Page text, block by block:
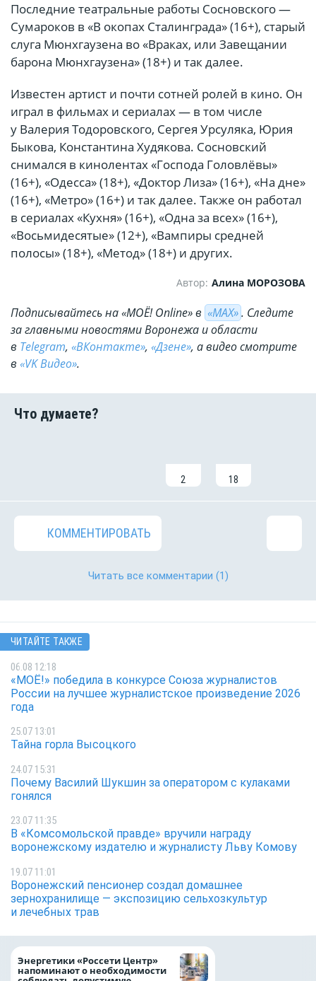
Последние театральные работы Сосновского —
Сумароков в «В окопах Сталинграда» (16+), старый
слуга Мюнхгаузена во «Враках, или Завещании
барона Мюнхгаузена» (18+) и так далее.
Известен артист и почти сотней ролей в кино. Он
играл в фильмах и сериалах — в том числе
у Валерия Тодоровского, Сергея Урсуляка, Юрия
Быкова, Константина Худякова. Сосновский
снимался в кинолентах «Господа Головлёвы»
(16+), «Одесса» (18+), «Доктор Лиза» (16+), «На дне»
(16+), «Метро» (16+) и так далее. Также он работал
в сериалах «Кухня» (16+), «Одна за всех» (16+),
«Восьмидесятые» (12+), «Вампиры средней
полосы» (18+), «Метод» (18+) и других.
Автор: Алина МОРОЗОВА
Подписывайтесь на «МОЁ! Online» в «МАХ». Cледите
за главными новостями Воронежа и области
в Telegram, «ВКонтакте», «Дзене», а видео смотрите
в «VK Видео».
2 18
КОММЕНТИРОВАТЬ
Читать все комментарии (1)
ЧИТАЙТЕ ТАКЖЕ
06.08 12:18
«МОЁ!» победила в конкурсе Союза журналистов
России на лучшее журналистское произведение 2026
года
25.07 13:01
Тайна горла Высоцкого
24.07 15:31
Почему Василий Шукшин за оператором с кулаками
гонялся
23.07 11:35
В «Комсомольской правде» вручили награду
воронежскому издателю и журналисту Льву Комову
19.07 11:01
Воронежский пенсионер создал домашнее
зернохранилище — экспозицию сельхозкультур
и лечебных трав
Энергетики «Россети Центр»
напоминают о необходимости